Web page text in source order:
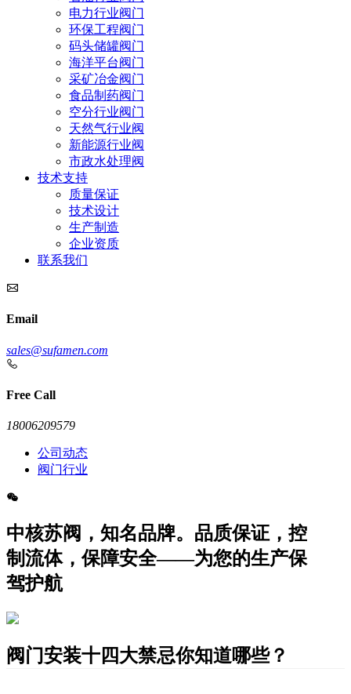
电力行业阀门
环保工程阀门
码头储罐阀门
海洋平台阀门
采矿冶金阀门
食品制药阀门
空分行业阀门
天然气行业阀
新能源行业阀
市政水处理阀
技术支持
质量保证
技术设计
生产制造
企业资质
联系我们
Email
sales@sufamen.com
Free Call
18006209579
公司动态
阀门行业
中核苏阀，知名品牌。品质保证，控
制流体，保障安全——为您的生产保
驾护航
阀门安装十四大禁忌你知道哪些？